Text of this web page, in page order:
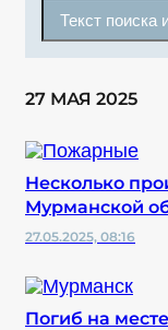
27 МАЯ 2025
Несколько
Мурманской
27.05.2025, 08:16
Погиб на